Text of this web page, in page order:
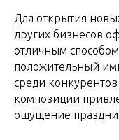
Для открытия
других бизнесов
отличным
положительный
среди
композиции
ощущение